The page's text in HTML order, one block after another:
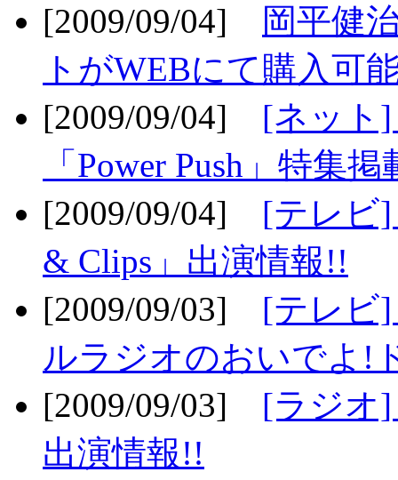
[2009/09/04]
岡平健
トがWEBにて購入可
[2009/09/04] [ネット]
「Power Push」特集
[2009/09/04] [テレビ]
& Clips」出演情報!!
[2009/09/03] [テレビ
ルラジオのおいでよ!
[2009/09/03] [ラジオ]
出演情報!!